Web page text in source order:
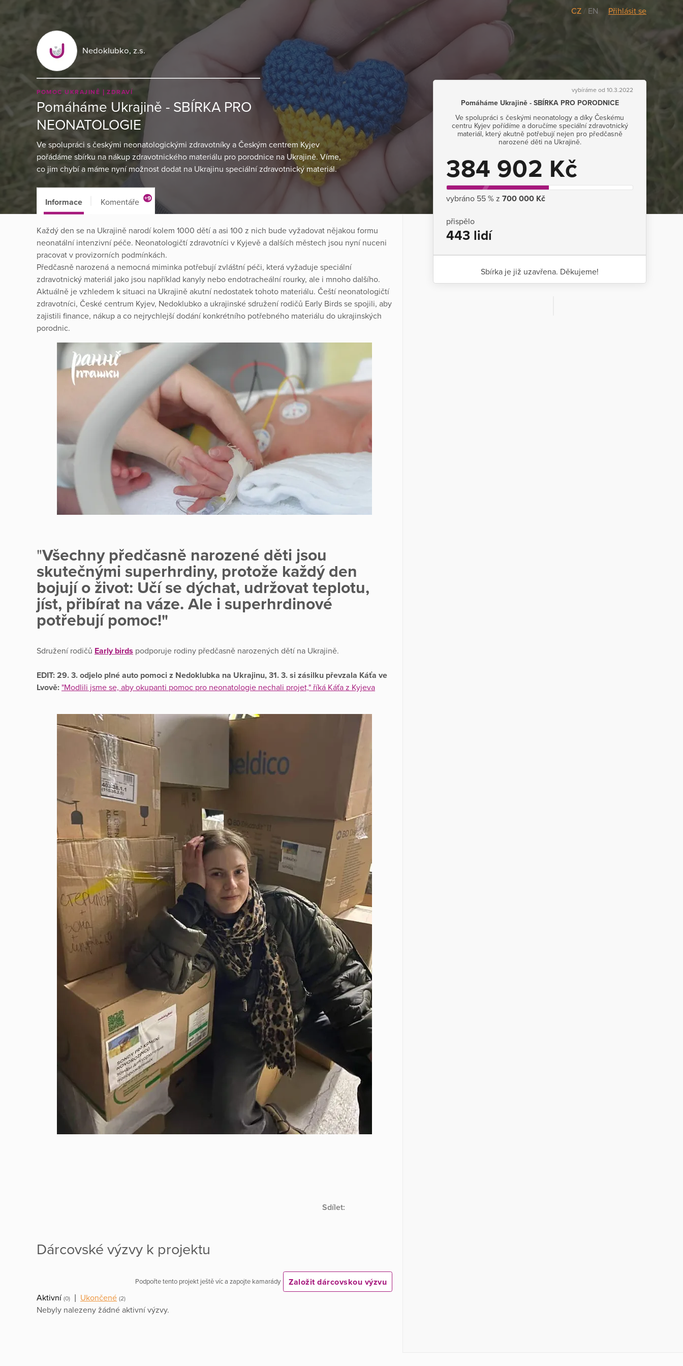
CZ / EN Přihlásit se
Nedoklubko, z.s.
POMOC UKRAJINĚ ZDRAVÍ
Pomáháme Ukrajině - SBÍRKA PRO
NEONATOLOGIE
Ve spolupráci s českými neonatologickými zdravotníky a Českým centrem Kyjev
pořádáme sbírku na nákup zdravotnického materiálu pro porodnice na Ukrajině. Víme,
co jim chybí a máme nyní možnost dodat na Ukrajinu speciální zdravotnický materiál.
vybíráme od 10.3.2022
Pomáháme Ukrajině - SBÍRKA PRO PORODNICE
Ve spolupráci s českými neonatology a díky Českému
centru Kyjev pořídíme a doručíme speciální zdravotnický
materiál, který akutně potřebují nejen pro předčasně
narozené děti na Ukrajině.
384 902 Kč
vybráno 55 % z 700 000 Kč
přispělo
443 lidí
Sbírka je již uzavřena. Děkujeme!
Informace Komentáře +9
Každý den se na Ukrajině narodí kolem 1000 dětí a asi 100 z nich bude vyžadovat nějakou formu
neonatální intenzivní péče. Neonatologičtí zdravotníci v Kyjevě a dalších městech jsou nyní nuceni
pracovat v provizorních podmínkách.
Předčasně narozená a nemocná miminka potřebují zvláštní péči, která vyžaduje speciální
zdravotnický materiál jako jsou například kanyly nebo endotracheální rourky, ale i mnoho dalšího.
Aktuálně je vzhledem k situaci na Ukrajině akutní nedostatek tohoto materiálu. Čeští neonatologičtí
zdravotníci, České centrum Kyjev, Nedoklubko a ukrajinské sdružení rodičů Early Birds se spojili, aby
zajistili finance, nákup a co nejrychlejší dodání konkrétního potřebného materiálu do ukrajinských
porodnic.
"Všechny předčasně narozené děti jsou
skutečnými superhrdiny, protože každý den
bojují o život: Učí se dýchat, udržovat teplotu,
jíst, přibírat na váze. Ale i superhrdinové
potřebují pomoc!"
Sdružení rodičů Early birds podporuje rodiny předčasně narozených dětí na Ukrajině.
EDIT: 29. 3. odjelo plné auto pomoci z Nedoklubka na Ukrajinu, 31. 3. si zásilku převzala Káťa ve
Lvově: "Modlili jsme se, aby okupanti pomoc pro neonatologie nechali projet," říká Káťa z Kyjeva
Sdílet:
Dárcovské výzvy k projektu
Podpořte tento projekt ještě víc a zapojte kamarády
Založit dárcovskou výzvu
Aktivní (0) Ukončené (2)
Nebyly nalezeny žádné aktivní výzvy.